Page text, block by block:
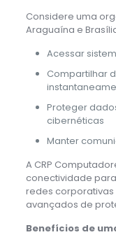
Considere uma
Araguaína e
Acessar
Compartilhar
Proteger
cibernéticas
Manter
A CRP
conectividade
redes
avançados de
Benefícios de